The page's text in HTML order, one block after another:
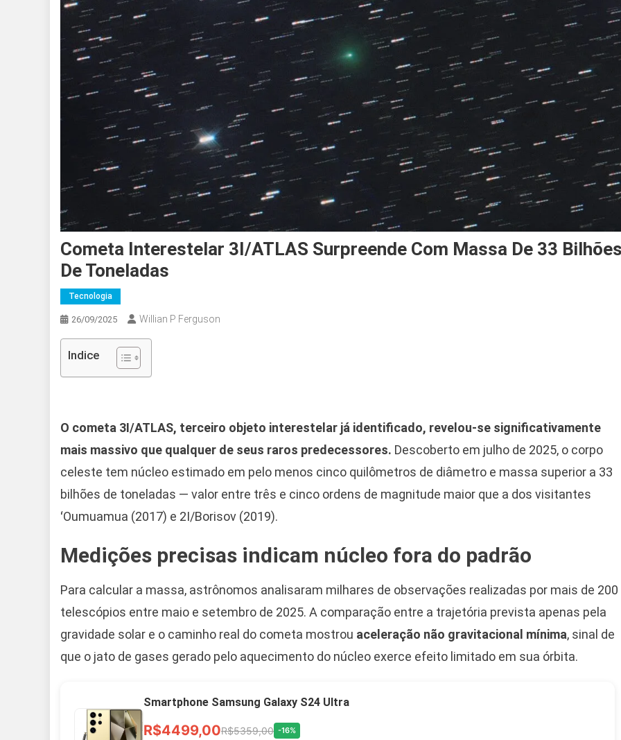
Cometa Interestelar 3I/ATLAS Surpreende Com Massa De 33 Bilhões
De Toneladas
Tecnologia
26/09/2025 Willian P Ferguson
Indice
O cometa 3I/ATLAS, terceiro objeto interestelar já identificado, revelou-se significativamente
mais massivo que qualquer de seus raros predecessores. Descoberto em julho de 2025, o corpo
celeste tem núcleo estimado em pelo menos cinco quilômetros de diâmetro e massa superior a 33
bilhões de toneladas — valor entre três e cinco ordens de magnitude maior que a dos visitantes
ʻOumuamua (2017) e 2I/Borisov (2019).
Medições precisas indicam núcleo fora do padrão
Para calcular a massa, astrônomos analisaram milhares de observações realizadas por mais de 200
telescópios entre maio e setembro de 2025. A comparação entre a trajetória prevista apenas pela
gravidade solar e o caminho real do cometa mostrou aceleração não gravitacional mínima, sinal de
que o jato de gases gerado pelo aquecimento do núcleo exerce efeito limitado em sua órbita.
Smartphone Samsung Galaxy S24 Ultra
R$4499,00R$5359,00 -16%